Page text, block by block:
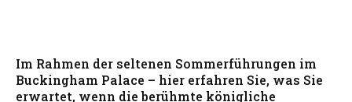
Im Rahmen der seltenen Sommerführungen im
Buckingham Palace – hier erfahren Sie, was Sie
erwartet, wenn die berühmte königliche